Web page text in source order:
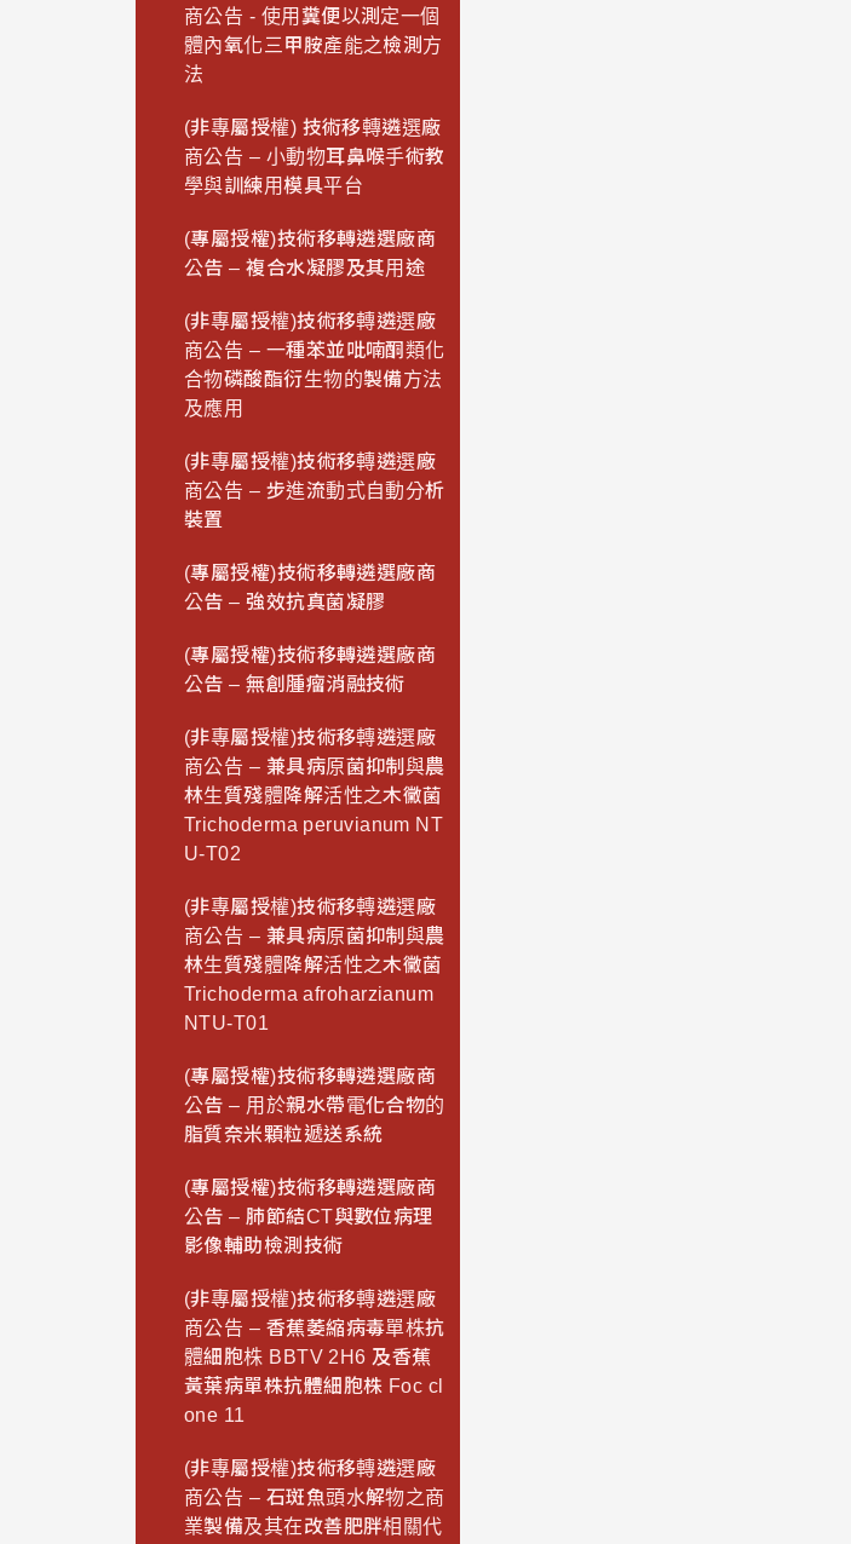
商公告 - 使用糞便以測定一個
體內氧化三甲胺產能之檢測方
法
(非專屬授權) 技術移轉遴選廠
商公告 – 小動物耳鼻喉手術教
學與訓練用模具平台
(專屬授權)技術移轉遴選廠商
公告 – 複合水凝膠及其用途
(非專屬授權)技術移轉遴選廠
商公告 – 一種苯並吡喃酮類化
合物磷酸酯衍生物的製備方法
及應用
(非專屬授權)技術移轉遴選廠
商公告 – 步進流動式自動分析
裝置
(專屬授權)技術移轉遴選廠商
公告 – 強效抗真菌凝膠
(專屬授權)技術移轉遴選廠商
公告 – 無創腫瘤消融技術
(非專屬授權)技術移轉遴選廠
商公告 – 兼具病原菌抑制與農
林生質殘體降解活性之木黴菌
Trichoderma peruvianum NT
U-T02
(非專屬授權)技術移轉遴選廠
商公告 – 兼具病原菌抑制與農
林生質殘體降解活性之木黴菌
Trichoderma afroharzianum
NTU-T01
(專屬授權)技術移轉遴選廠商
公告 – 用於親水帶電化合物的
脂質奈米顆粒遞送系統
(專屬授權)技術移轉遴選廠商
公告 – 肺節結CT與數位病理
影像輔助檢測技術
(非專屬授權)技術移轉遴選廠
商公告 – 香蕉萎縮病毒單株抗
體細胞株 BBTV 2H6 及香蕉
黃葉病單株抗體細胞株 Foc cl
one 11
(非專屬授權)技術移轉遴選廠
商公告 – 石斑魚頭水解物之商
業製備及其在改善肥胖相關代